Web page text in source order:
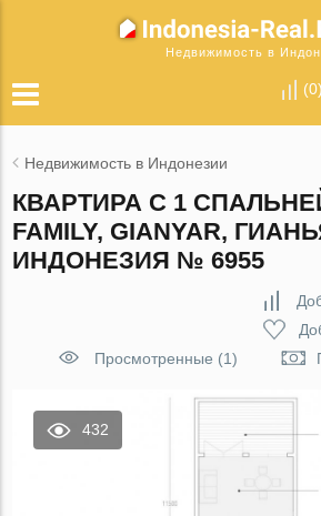
Недвижимость в
(0)
Недвижимость в Индонезии
КВАРТИРА С 1
FAMILY, GIANYAR,
ИНДОНЕЗИЯ № 6955
Просмотренные (1)
432